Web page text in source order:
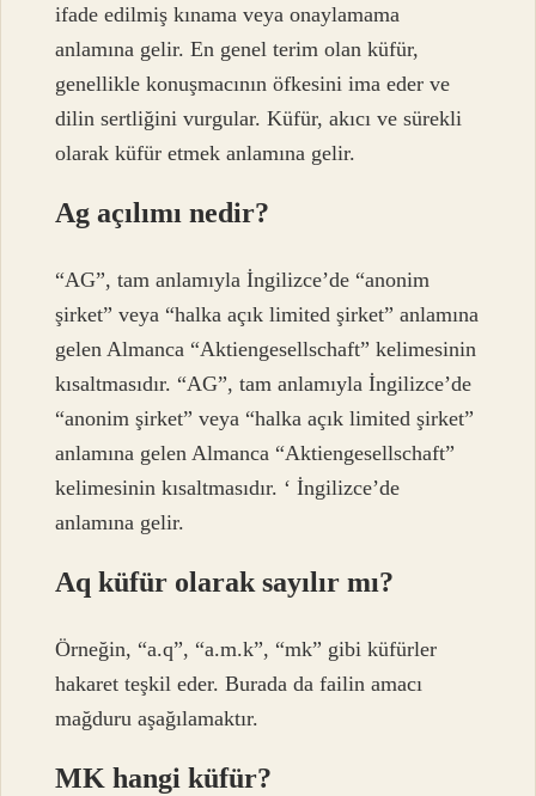
ifade edilmiş kınama veya onaylamama
anlamına gelir. En genel terim olan küfür,
genellikle konuşmacının öfkesini ima eder ve
dilin sertliğini vurgular. Küfür, akıcı ve sürekli
olarak küfür etmek anlamına gelir.
Ag açılımı nedir?
“AG”, tam anlamıyla İngilizce’de “anonim
şirket” veya “halka açık limited şirket” anlamına
gelen Almanca “Aktiengesellschaft” kelimesinin
kısaltmasıdır. “AG”, tam anlamıyla İngilizce’de
“anonim şirket” veya “halka açık limited şirket”
anlamına gelen Almanca “Aktiengesellschaft”
kelimesinin kısaltmasıdır. ‘ İngilizce’de
anlamına gelir.
Aq küfür olarak sayılır mı?
Örneğin, “a.q”, “a.m.k”, “mk” gibi küfürler
hakaret teşkil eder. Burada da failin amacı
mağduru aşağılamaktır.
MK hangi küfür?